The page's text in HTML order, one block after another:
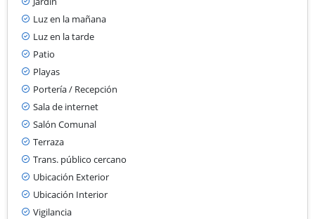
Luz en la mañana
Luz en la tarde
Patio
Playas
Portería / Recepción
Sala de internet
Salón Comunal
Terraza
Trans. público cercano
Ubicación Exterior
Ubicación Interior
Vigilancia